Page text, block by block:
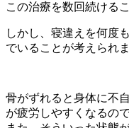
この治療を数回続ける
しかし、寝違えを何度
でいることが考えられま
骨がずれると身体に不
が疲労しやすくなるので